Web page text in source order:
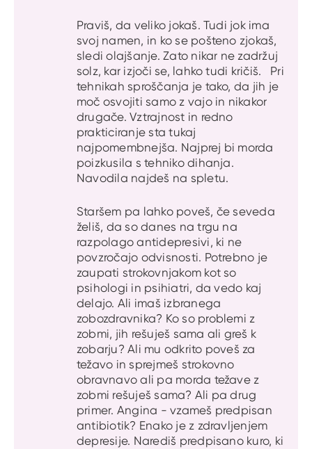
Praviš, da veliko jokaš. Tudi jok ima
svoj namen, in ko se pošteno zjokaš,
sledi olajšanje. Zato nikar ne zadržuj
solz, kar izjoči se, lahko tudi kričiš. Pri
tehnikah sproščanja je tako, da jih je
moč osvojiti samo z vajo in nikakor
drugače. Vztrajnost in redno
prakticiranje sta tukaj
najpomembnejša. Najprej bi morda
poizkusila s tehniko dihanja.
Navodila najdeš na spletu.
Staršem pa lahko poveš, če seveda
želiš, da so danes na trgu na
razpolago antidepresivi, ki ne
povzročajo odvisnosti. Potrebno je
zaupati strokovnjakom kot so
psihologi in psihiatri, da vedo kaj
delajo. Ali imaš izbranega
zobozdravnika? Ko so problemi z
zobmi, jih rešuješ sama ali greš k
zobarju? Ali mu odkrito poveš za
težavo in sprejmeš strokovno
obravnavo ali pa morda težave z
zobmi rešuješ sama? Ali pa drug
primer. Angina - vzameš predpisan
antibiotik? Enako je z zdravljenjem
depresije. Narediš predpisano kuro, ki